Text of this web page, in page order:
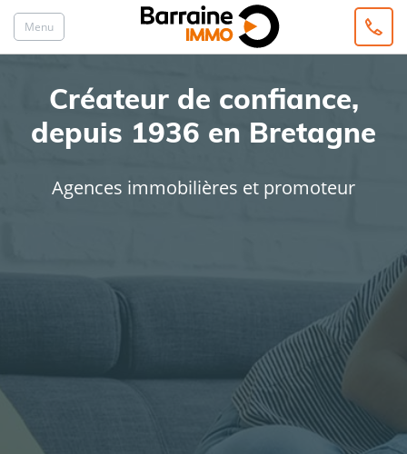
Menu
Créateur de confiance,
depuis 1936 en Bretagne
Agences immobilières et promoteur